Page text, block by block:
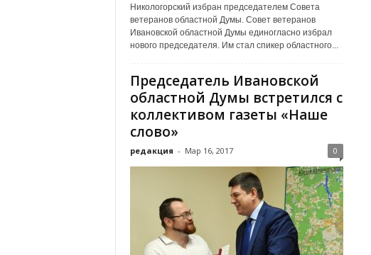
Никологорский избран председателем Совета
ветеранов областной Думы. Совет ветеранов
Ивановской областной Думы единогласно избрал
нового председателя. Им стал спикер областного...
Председатель Ивановской
областной Думы встретился с
коллективом газеты «Наше
слово»
редакция - Мар 16, 2017 0